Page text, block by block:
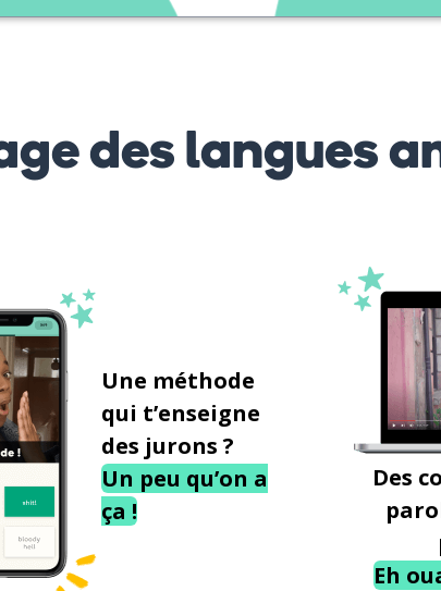
des langues
Une méthode
qui t’enseigne
des jurons ?
Un peu qu’on a
ça !
Des
Eh